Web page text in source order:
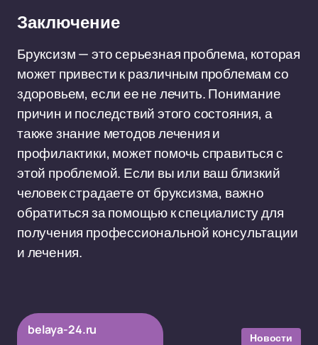
Заключение
Бруксизм — это серьезная проблема, которая
может привести к различным проблемам со
здоровьем, если ее не лечить. Понимание
причин и последствий этого состояния, а
также знание методов лечения и
профилактики, может помочь справиться с
этой проблемой. Если вы или ваш близкий
человек страдаете от бруксизма, важно
обратиться за помощью к специалисту для
получения профессиональной консультации
и лечения.
belaya-24.ru
Новости